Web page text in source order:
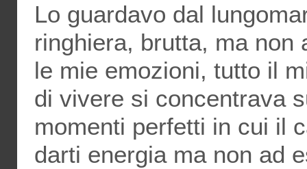
Lo guardavo dal
ringhiera, brutta, ma non
le mie emozioni, tutto il
di vivere si concentrava
momenti perfetti in cui il
darti energia ma non ad